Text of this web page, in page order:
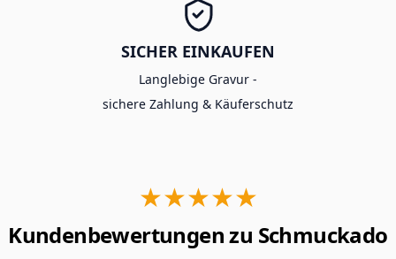
SICHER EINKAUFEN
Langlebige Gravur -
sichere Zahlung & Käuferschutz
★★★★★
Kundenbewertungen zu Schmuckado